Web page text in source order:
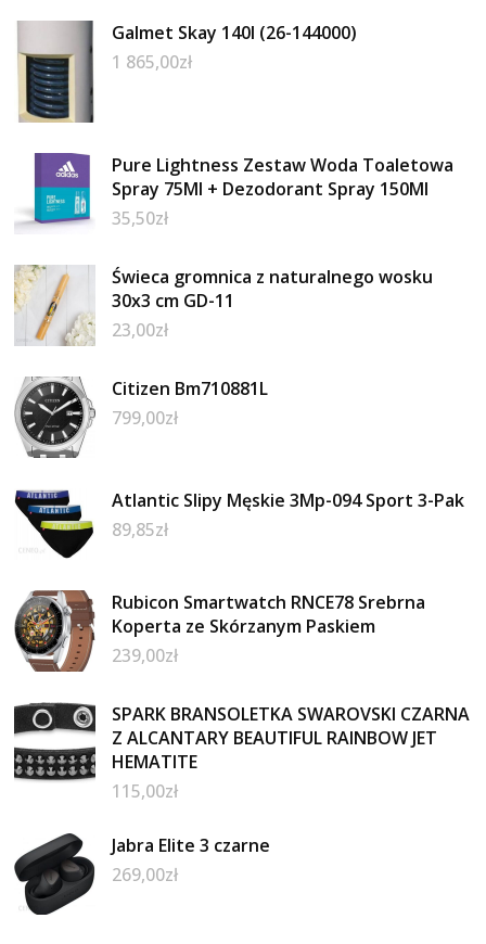
Galmet Skay 140l (26-144000)
1 865,00zł
Pure Lightness Zestaw Woda Toaletowa
Spray 75Ml + Dezodorant Spray 150Ml
35,50zł
Świeca gromnica z naturalnego wosku
30x3 cm GD-11
23,00zł
Citizen Bm710881L
799,00zł
Atlantic Slipy Męskie 3Mp-094 Sport 3-Pak
89,85zł
Rubicon Smartwatch RNCE78 Srebrna
Koperta ze Skórzanym Paskiem
239,00zł
SPARK BRANSOLETKA SWAROVSKI CZARNA
Z ALCANTARY BEAUTIFUL RAINBOW JET
HEMATITE
115,00zł
Jabra Elite 3 czarne
269,00zł